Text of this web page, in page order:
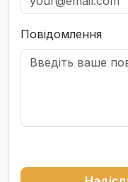
Повідомлення